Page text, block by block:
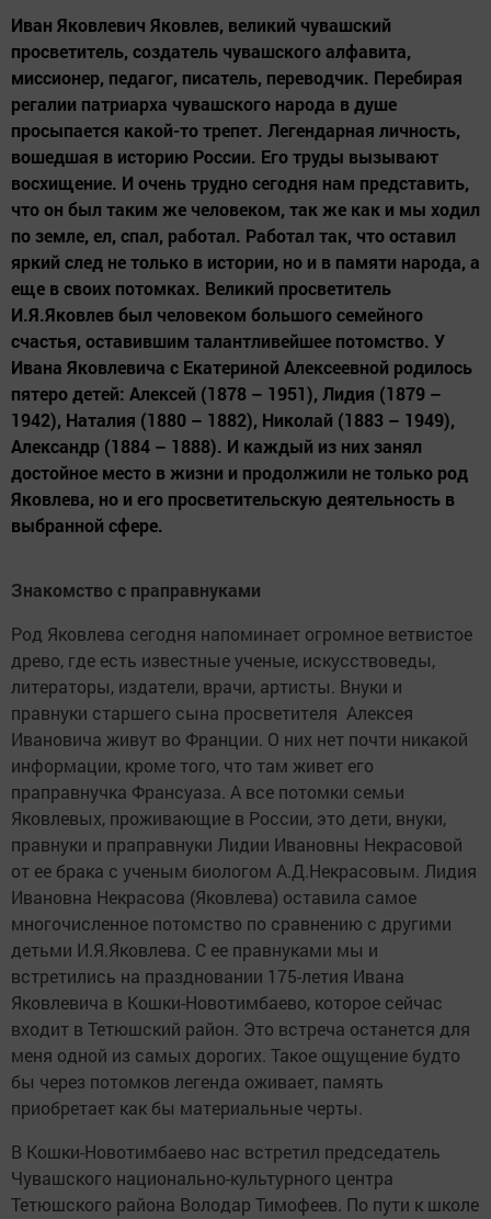
Иван Яковлевич Яковлев, великий чувашский
просветитель, создатель чувашского алфавита,
миссионер, педагог, писатель, переводчик. Перебирая
регалии патриарха чувашского народа в душе
просыпается какой-то трепет. Легендарная личность,
вошедшая в историю России. Его труды вызывают
восхищение. И очень трудно сегодня нам представить,
что он был таким же человеком, так же как и мы ходил
по земле, ел, спал, работал. Работал так, что оставил
яркий след не только в истории, но и в памяти народа, а
еще в своих потомках. Великий просветитель
И.Я.Яковлев был человеком большого семейного
счастья, оставившим талантливейшее потомство. У
Ивана Яковлевича с Екатериной Алексеевной родилось
пятеро детей: Алексей (1878 – 1951), Лидия (1879 –
1942), Наталия (1880 – 1882), Николай (1883 – 1949),
Александр (1884 – 1888). И каждый из них занял
достойное место в жизни и продолжили не только род
Яковлева, но и его просветительскую деятельность в
выбранной сфере.
Знакомство с праправнуками
Род Яковлева сегодня напоминает огромное ветвистое
древо, где есть известные ученые, искусствоведы,
литераторы, издатели, врачи, артисты. Внуки и
правнуки старшего сына просветителя Алексея
Ивановича живут во Франции. О них нет почти никакой
информации, кроме того, что там живет его
праправнучка Франсуаза. А все потомки семьи
Яковлевых, проживающие в России, это дети, внуки,
правнуки и праправнуки Лидии Ивановны Некрасовой
от ее брака с ученым биологом А.Д.Некрасовым. Лидия
Ивановна Некрасова (Яковлева) оставила самое
многочисленное потомство по сравнению с другими
детьми И.Я.Яковлева. С ее правнуками мы и
встретились на праздновании 175-летия Ивана
Яковлевича в Кошки-Новотимбаево, которое сейчас
входит в Тетюшский район. Это встреча останется для
меня одной из самых дорогих. Такое ощущение будто
бы через потомков легенда оживает, память
приобретает как бы материальные черты.
В Кошки-Новотимбаево нас встретил председатель
Чувашского национально-культурного центра
Тетюшского района Володар Тимофеев. По пути к школе